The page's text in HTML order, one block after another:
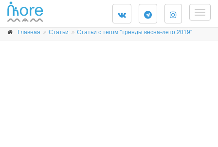
Главная Статьи Статьи с тегом "тренды весна-лето 2019"